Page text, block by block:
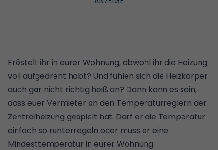
Fröstelt ihr in eurer Wohnung, obwohl ihr die Heizung
voll aufgedreht habt? Und fühlen sich die Heizkörper
auch gar nicht richtig heiß an? Dann kann es sein,
dass euer Vermieter an den Temperaturreglern der
Zentralheizung gespielt hat. Darf er die Temperatur
einfach so runterregeln oder muss er eine
Mindesttemperatur in eurer Wohnung